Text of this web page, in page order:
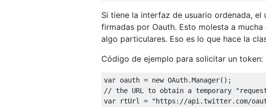
Si tiene la interfaz de usuario ordenada,
firmadas por Oauth. Esto molesta a
algo particulares. Eso es lo que hace la
Código de ejemplo para solicitar un token:
var oauth = new OAuth.Manager();
// the URL to obtain a temporary
var rtUrl = "https://api.twitter.com/